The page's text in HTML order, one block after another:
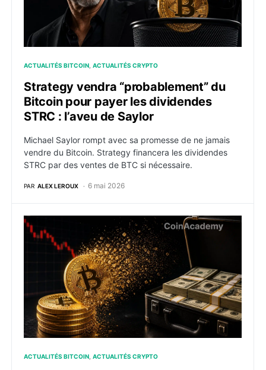
ACTUALITÉS BITCOIN ACTUALITÉS CRYPTO
Strategy vendra “probablement” du
Bitcoin pour payer les dividendes
STRC : l’aveu de Saylor
Michael Saylor rompt avec sa promesse de ne jamais
vendre du Bitcoin. Strategy financera les dividendes
STRC par des ventes de BTC si nécessaire.
PAR ALEX LEROUX 6 mai 2026
Sequans vend 1 025 bitcoins pour rembourser ses
ACTUALITÉS BITCOIN ACTUALITÉS CRYPTO